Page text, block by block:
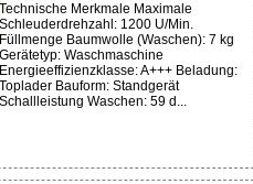
Technische Merkmale Maximale
Schleuderdrehzahl: 1200 U/Min.
Füllmenge Baumwolle (Waschen): 7 kg
Gerätetyp: Waschmaschine
Energieeffizienzklasse: A+++ Beladung:
Toplader Bauform: Standgerät
Schallleistung Waschen: 59 d...